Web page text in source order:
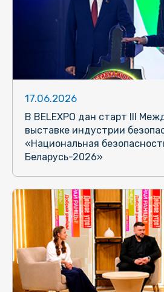
17.06.2026
В BELEXPO дан старт III
выставке индустрии
«Национальная
Беларусь-2026»